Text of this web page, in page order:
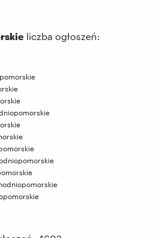
liczba ogłoszeń: